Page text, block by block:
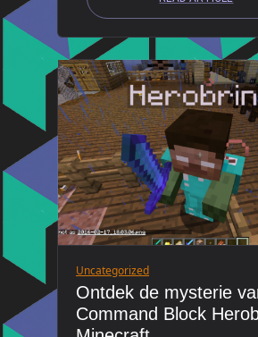
Uncategorized
Ontdek de mysterie
Command Block